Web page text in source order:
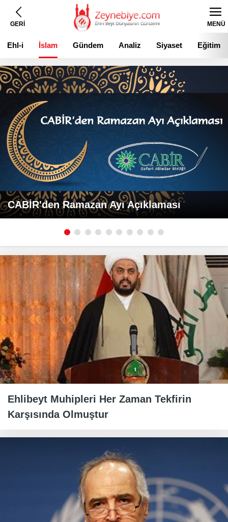
GERİ MENÜ
Ehl-i
Beyt
İslam Gündem Analiz Siyaset Eğitim
CABİR'den Ramazan Ayı Açıklaması
Ehlibeyt Muhipleri Her Zaman Tekfirin
Karşısında Olmuştur